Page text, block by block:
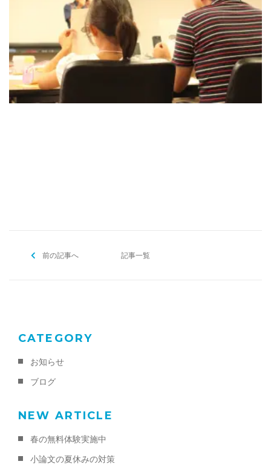
前の記事へ 記事一覧
CATEGORY
お知らせ
ブログ
NEW ARTICLE
春の無料体験実施中
小論文の夏休みの対策